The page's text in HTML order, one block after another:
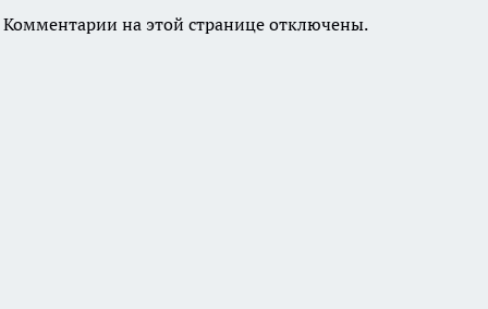
Комментарии на этой странице отключены.